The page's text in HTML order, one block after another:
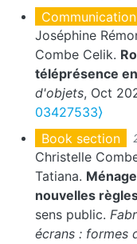
Communication
Joséphine
Combe Celik.
téléprésence
d'objets, Oct
03427533⟩
Book section
Christelle
Tatiana.
nouvelles
sens public.
écrans : formes